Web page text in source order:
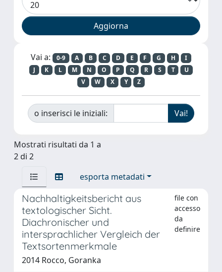
Vai a: 0-9 A B C D E F G H
I
J
K L M N O P Q R S T
U
V
W X Y Z
o inserisci le iniziali:
Mostrati risultati da 1 a
2 di 2
esporta metadati
Nachhaltigkeitsbericht aus
textologischer Sicht.
Diachronischer und
intersprachlicher Vergleich der
Textsortenmerkmale
file con
accesso
da
definire
2014 Rocco, Goranka